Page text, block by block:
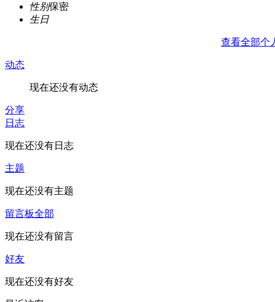
性别保密
生日
查看全部个
动态
现在还没有动态
分享
日志
现在还没有日志
主题
现在还没有主题
留言板全部
现在还没有留言
好友
现在还没有好友